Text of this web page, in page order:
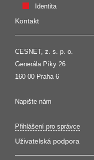
Identita
Kontakt
CESNET, z. s. p. o.
Generála Píky 26
160 00 Praha 6
Napište nám
Přihlášení pro správce
Uživatelská podpora